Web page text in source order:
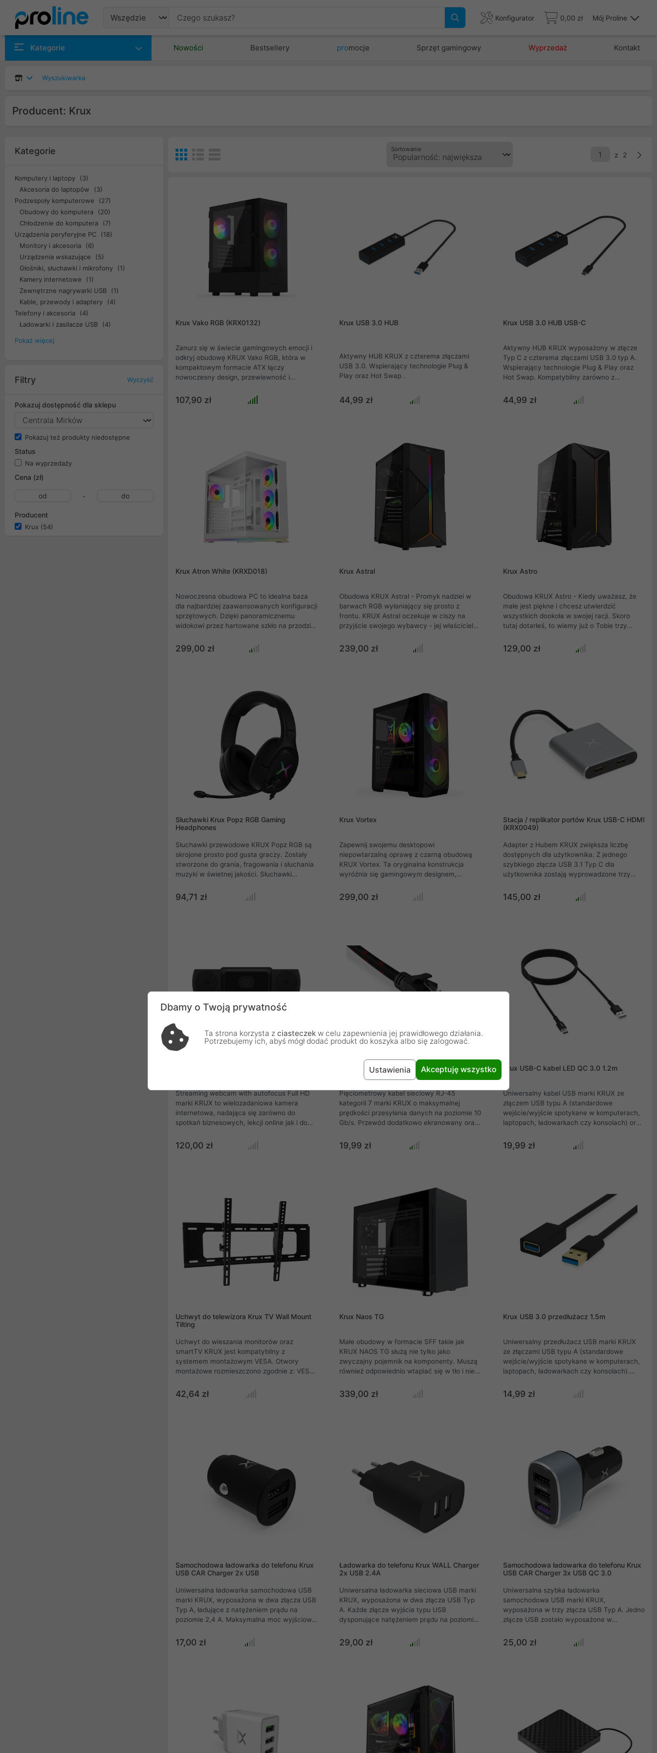
Konfigurator 0,00 zł Mój Proline
Kategorie Nowości Bestsellery promocje Sprzęt gamingowy Wyprzedaż Kontakt
Wyszukiwarka
Producent: Krux
Kategorie
Komputery i laptopy
(3)
Akcesoria do laptopów
(3)
Podzespoły komputerowe
(27)
Obudowy do komputera
(20)
Chłodzenie do komputera
(7)
Urządzenia peryferyjne PC
(18)
Monitory i akcesoria
(6)
Urządzenia wskazujące
(5)
Głośniki, słuchawki i mikrofony
(1)
Kamery internetowe
(1)
Zewnętrzne nagrywarki USB
(1)
Kable, przewody i adaptery
(4)
Telefony i akcesoria
(4)
Ładowarki i zasilacze USB
(4)
Pokaż więcej
Filtry Wyczyść
Pokazuj dostępność dla sklepu
Pokazuj też produkty niedostępne
Status
Na wyprzedaży
Cena (zł)
-
Producent
Krux (54)
Sortowanie
z 2
Krux Vako RGB (KRX0132)
Zanurz się w świecie gamingowych emocji i
odkryj obudowę KRUX Vako RGB, która w
kompaktowym formacie ATX łączy
nowoczesny design, przewiewność i
niepowtarzalną maszynę do gier i odważnie
wyeksponuj swój sprzęt, korzystając z
107,90 zł
Krux USB 3.0 HUB
Aktywny HUB KRUX z czterema złączami
USB 3.0. Wspierający technologie Plug &
Play oraz Hot Swap .
44,99 zł
Krux USB 3.0 HUB USB-C
Aktywny HUB KRUX wyposażony w złącze
Typ C z czterema złączami USB 3.0 typ A.
Wspierający technologie Plug & Play oraz
Hot Swap. Kompatybilny zarówno z
smartfonami. Niewielki rozmiar nie
przeszkadza w podłączeniu szerokich oraz
USB będzie mogło zostać podłączonych
obok siebie bez problemów z miejscem
44,99 zł
Krux Atron White (KRXD018)
Nowoczesna obudowa PC to idealna baza
dla najbardziej zaawansowanych konfiguracji
sprzętowych. Dzięki panoramicznemu
widokowi przez hartowane szkło na przodzie
niczym elektroniczne akwarium. Zestaw
fabrycznie wyposażono w cztery wydajne
dla wymagających entuzjastów, którzy
oczekują maksymalnej funkcjonalności i
299,00 zł
Krux Astral
Obudowa KRUX Astral - Promyk nadziei w
barwach RGB wyłaniający się prosto z
frontu. KRUX Astral oczekuje w ciszy na
przyjście swojego wybawcy - jej właściciela.
uruchomić, ta powita go niesamowitymi
barwami płynącymi z przedniego paska z
239,00 zł
Krux Astro
Obudowa KRUX Astro - Kiedy uważasz, że
małe jest piękne i chcesz utwierdzić
wszystkich dookoła w swojej racji. Skoro
tutaj dotarłeś, to wiemy już o Tobie trzy
drugie, szukasz dla siebie budy. Po trzecie,
szukasz małej konstrukcji mieszczącej się w
KRUX Astro.
129,00 zł
Słuchawki Krux Popz RGB Gaming
Headphones
Słuchawki przewodowe KRUX Popz RGB są
skrojone prosto pod gusta graczy. Zostały
stworzone do grania, fragowania i słuchania
muzyki w świetnej jakości. Słuchawki
słuchowe, ale też wizualne, dzięki
wbudowanemu podświetleniu RGB.
wygody użytkowania.
94,71 zł
Krux Vortex
Zapewnij swojemu desktopowi
niepowtarzalną oprawę z czarną obudową
KRUX Vortex. Ta oryginalna konstrukcja
wyróżnia się gamingowym designem,
boczny i podświetlenie LED. Możesz z dumą
wyeksponować stworzoną konfigurację i
odpowiednią wentylację.
299,00 zł
Stacja / replikator portów Krux USB-C HDMI
(KRX0049)
Adapter z Hubem KRUX zwiększa liczbę
dostępnych dla użytkownika. Z jednego
szybkiego złącza USB 3.1 Typ C dla
użytkownika zostają wyprowadzone trzy
wysoką rozdzielczość 4K 60 Hz (do 3840 ×
2160) oraz jedno złącze USB Typ A.
skorzystać z niego jako z miejsca do
podpięcia pendrivea bądź dysku
przenośnego.
145,00 zł
Streaming webcam with autofocus Full HD
marki KRUX to wielozadaniowa kamera
internetowa, nadająca się zarówno do
spotkań biznesowych, lekcji online jak i do
streamera bądź vlogera co ułatwi dodatkowy
wbudowany w kamerę mikrofon kierunkowy.
120,00 zł
Krux RJ45 kabel 5m
Pięciometrowy kabel sieciowy RJ-45
kategorii 7 marki KRUX o maksymalnej
prędkości przesyłania danych na poziomie 10
Gb/s. Przewód dodatkowo ekranowany oraz
uszkodzeniami poprzez oplot. Aby
zminimalizować ryzyko powstania błędu do
19,99 zł
Krux USB-C kabel LED QC 3.0 1.2m
Uniwersalny kabel USB marki KRUX ze
złączem USB typu A (standardowe
wejście/wyjście spotykane w komputerach,
laptopach, ładowarkach czy konsolach) oraz
nowoczesnych smartfonach, tabletach oraz
konsolach). Kompatybilny ze standardami
19,99 zł
Uchwyt do telewizora Krux TV Wall Mount
Tilting
Uchwyt do wieszania monitorów oraz
smartTV KRUX jest kompatybilny z
systemem montażowym VESA. Otwory
montażowe rozmieszczono zgodnie z: VESA
VESA 600×400. Uchwyt wspiera urządzenia
o wadze do 55 kg. Wbudowana w uchwyt
42,64 zł
Krux Naos TG
Małe obudowy w formacie SFF takie jak
KRUX NAOS TG służą nie tylko jako
zwyczajny pojemnik na komponenty. Muszą
również odpowiednio wtapiać się w tło i nie
projektanci tworząc naszą obudowę.
Minimalistyczny czarny prostokąt wtopi się
widoczne dzięki tafli hartowanego szkła
zamiast stalowego panelu.
339,00 zł
Krux USB 3.0 przedłużacz 1.5m
Uniwersalny przedłużacz USB marki KRUX
ze złączami USB typu A (standardowe
wejście/wyjście spotykane w komputerach,
laptopach, ładowarkach czy konsolach).
USB: USB 1.1 / USB 2.0 / USB 3.0 / USB 3.1.
Przedłużacz wspiera szybkie ładowanie
14,99 zł
Samochodowa ładowarka do telefonu Krux
USB CAR Charger 2x USB
Uniwersalna ładowarka samochodowa USB
marki KRUX, wyposażona w dwa złącza USB
Typ A, ładujące z natężeniem prądu na
poziomie 2,4 A. Maksymalna moc wyjściowa
samochodowa KRUX działa doskonale
zarówno z samochodowymi gniazdami
17,00 zł
Ładowarka do telefonu Krux WALL Charger
2x USB 2.4A
Uniwersalna ładowarka sieciowa USB marki
KRUX, wyposażona w dwa złącza USB Typ
A. Każde złącze wyjścia typu USB
dysponujące natężeniem prądu na poziomie
Maksymalna moc wyjściowa ładowarki to 12
29,00 zł
Samochodowa ładowarka do telefonu Krux
USB CAR Charger 3x USB QC 3.0
Uniwersalna szybka ładowarka
samochodowa USB marki KRUX,
wyposażona w trzy złącza USB Typ A. Jedno
złącze USB zostało wyposażone w
prądem stałym od 3,6 V, aż do 20 V. Dwa
złącza wyjścia typu USB dysponujące
25,00 zł
Dbamy o Twoją prywatność
Ta strona korzysta z ciasteczek w celu zapewnienia jej prawidłowego działania.
Potrzebujemy ich, abyś mógł dodać produkt do koszyka albo się zalogować.
Ustawienia Akceptuję wszystko